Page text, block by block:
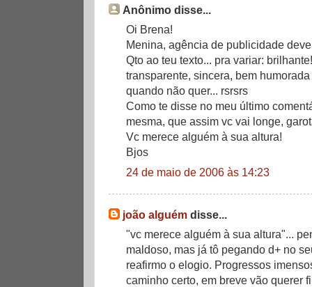
Anônimo disse...
Oi Brena!
Menina, agência de publicidade
Qto ao teu texto... pra variar:
transparente, sincera, bem
quando não quer... rsrsrs
Como te disse no meu último
mesma, que assim vc vai longe,
Vc merece alguém à sua altura!
Bjos
24 de maio de 2006 às 14:23
joão alguém disse...
"vc merece alguém à sua altura"...
maldoso, mas já tô pegando d+ no
reafirmo o elogio. Progressos
caminho certo, em breve vão querer